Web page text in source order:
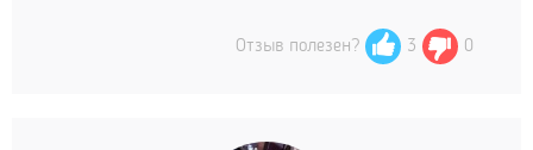
Отзыв полезен? 3 0